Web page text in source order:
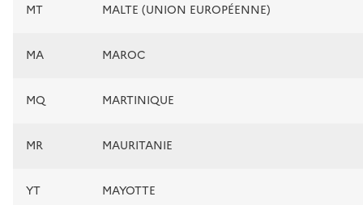
MT MALTE (UNION EUROPÉENNE)
MA MAROC
MQ MARTINIQUE
MR MAURITANIE
YT MAYOTTE